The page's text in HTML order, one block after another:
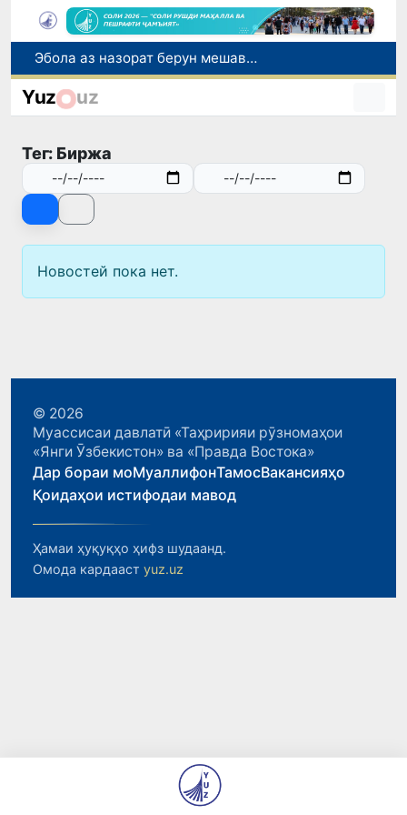
Эбола аз назорат берун мешавад: дар ҶД Конго шумораи беморон дар як ҳафта ду баробар афзуд, СУТ бонги хатар мезанад
Дар моҳи июл дар Ӯзбекистон нархи маҳсулоти озуқаворӣ коҳиш ёфт, аммо баъзе молу хидматрасониҳо гарон шуданд
Дар вилояти Самарқанд ва шаҳри Тошканд ҳолатҳои фасод ва қаллобӣ ошкор гардид
Yuz uz
Тег: Биржа
Новостей пока нет.
© 2026
Муассисаи давлатӣ «Таҳририяи рӯзномаҳои
«Янги Ӯзбекистон» ва «Правда Востока»
Дар бораи моМуаллифонТамосВакансияҳо
Қоидаҳои истифодаи мавод
Ҳамаи ҳуқуқҳо ҳифз шудаанд.
Омода кардааст yuz.uz